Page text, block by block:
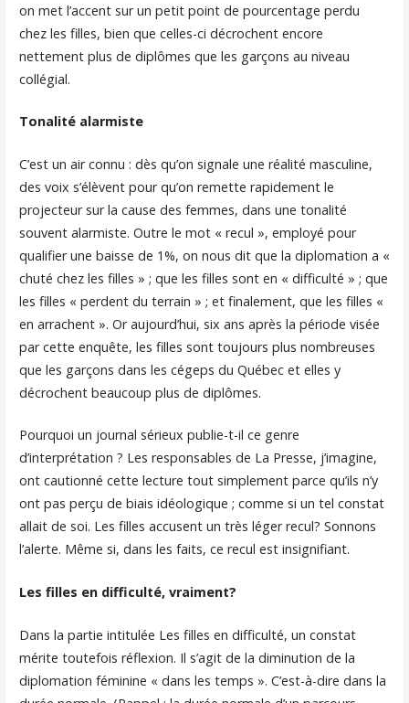
on met l’accent sur un petit point de pourcentage perdu
chez les filles, bien que celles-ci décrochent encore
nettement plus de diplômes que les garçons au niveau
collégial.
Tonalité alarmiste
C’est un air connu : dès qu’on signale une réalité masculine,
des voix s’élèvent pour qu’on remette rapidement le
projecteur sur la cause des femmes, dans une tonalité
souvent alarmiste. Outre le mot « recul », employé pour
qualifier une baisse de 1%, on nous dit que la diplomation a «
chuté chez les filles » ; que les filles sont en « difficulté » ; que
les filles « perdent du terrain » ; et finalement, que les filles «
en arrachent ». Or aujourd’hui, six ans après la période visée
par cette enquête, les filles sont toujours plus nombreuses
que les garçons dans les cégeps du Québec et elles y
décrochent beaucoup plus de diplômes.
Pourquoi un journal sérieux publie-t-il ce genre
d’interprétation ? Les responsables de La Presse, j’imagine,
ont cautionné cette lecture tout simplement parce qu’ils n’y
ont pas perçu de biais idéologique ; comme si un tel constat
allait de soi. Les filles accusent un très léger recul? Sonnons
l’alerte. Même si, dans les faits, ce recul est insignifiant.
Les filles en difficulté, vraiment?
Dans la partie intitulée Les filles en difficulté, un constat
mérite toutefois réflexion. Il s’agit de la diminution de la
diplomation féminine « dans les temps ». C’est-à-dire dans la